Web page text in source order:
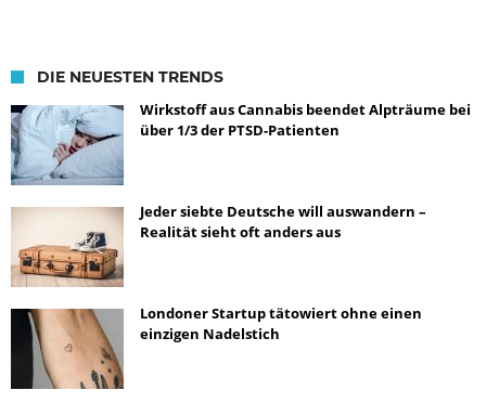
DIE NEUESTEN TRENDS
Wirkstoff aus Cannabis beendet Alpträume bei
über 1/3 der PTSD-Patienten
Jeder siebte Deutsche will auswandern –
Realität sieht oft anders aus
Londoner Startup tätowiert ohne einen
einzigen Nadelstich